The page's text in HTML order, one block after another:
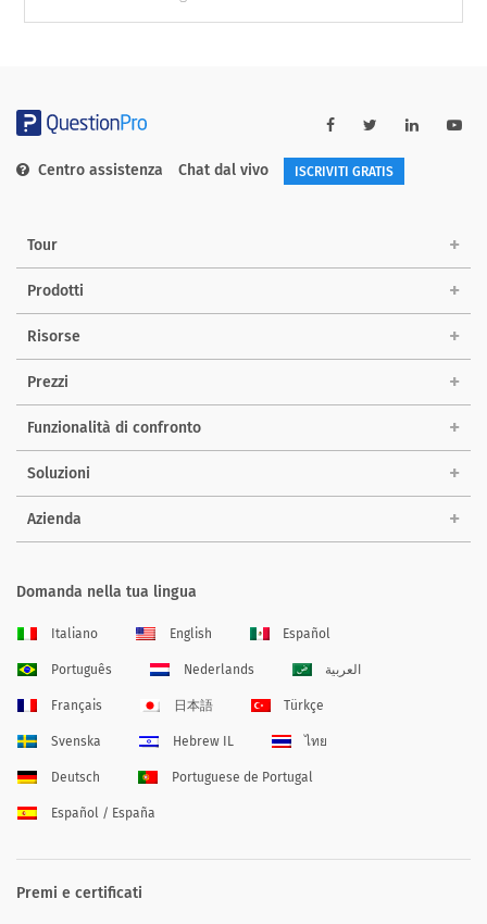
Centro assistenza Chat dal vivo ISCRIVITI GRATIS
Tour
Prodotti
Risorse
Prezzi
Funzionalità di confronto
Soluzioni
Azienda
Domanda nella tua lingua
Italiano English Español
Português Nederlands العربية
Français 日本語 Türkçe
Svenska Hebrew IL ไทย
Deutsch Portuguese de Portugal
Español / España
Premi e certificati